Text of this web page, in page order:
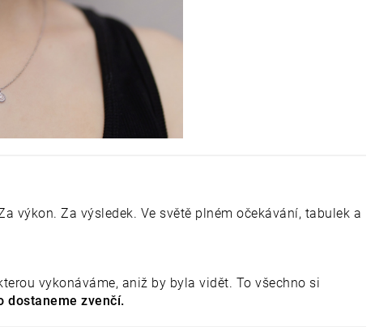
výkon. Za výsledek. Ve světě plném očekávání, tabulek a
vykonáváme, aniž by byla vidět. To všechno si
dostaneme zvenčí.